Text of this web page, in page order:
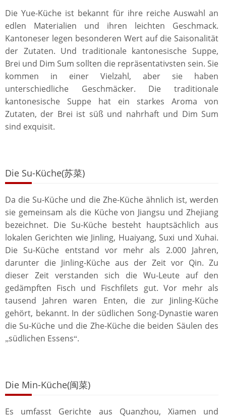
Die Yue-Küche ist bekannt für ihre reiche Auswahl an
edlen Materialien und ihren leichten Geschmack.
Kantoneser legen besonderen Wert auf die Saisonalität
der Zutaten. Und traditionale kantonesische Suppe,
Brei und Dim Sum sollten die repräsentativsten sein. Sie
kommen in einer Vielzahl, aber sie haben
unterschiedliche Geschmäcker. Die traditionale
kantonesische Suppe hat ein starkes Aroma von
Zutaten, der Brei ist süß und nahrhaft und Dim Sum
sind exquisit.
Die Su-Küche(苏菜)
Da die Su-Küche und die Zhe-Küche ähnlich ist, werden
sie gemeinsam als die Küche von Jiangsu und Zhejiang
bezeichnet. Die Su-Küche besteht hauptsächlich aus
lokalen Gerichten wie Jinling, Huaiyang, Suxi und Xuhai.
Die Su-Küche entstand vor mehr als 2.000 Jahren,
darunter die Jinling-Küche aus der Zeit vor Qin. Zu
dieser Zeit verstanden sich die Wu-Leute auf den
gedämpften Fisch und Fischfilets gut. Vor mehr als
tausend Jahren waren Enten, die zur Jinling-Küche
gehört, bekannt. In der südlichen Song-Dynastie waren
die Su-Küche und die Zhe-Küche die beiden Säulen des
„südlichen Essens“.
Die Min-Küche(闽菜)
Es umfasst Gerichte aus Quanzhou, Xiamen und